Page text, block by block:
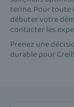
terme. Pour
débuter votre
contacter les
Prenez une
durable pour Creil!